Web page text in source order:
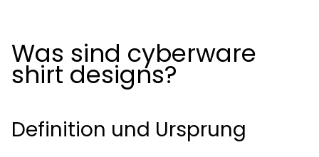
Was sind cyberware
shirt designs?
Definition und Ursprung